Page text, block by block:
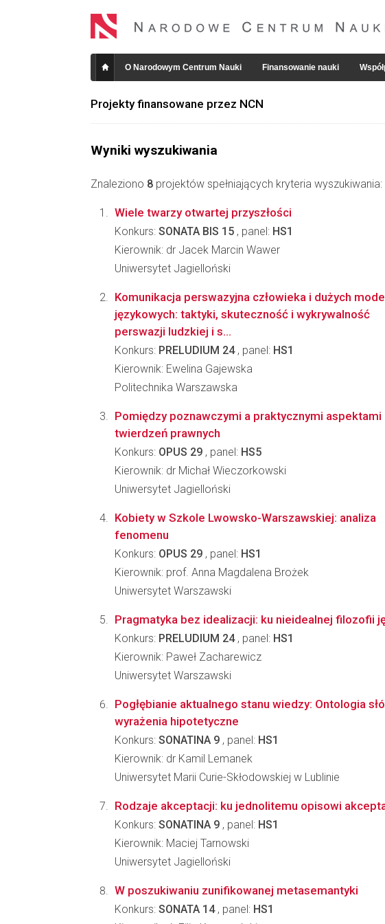
O Narodowym Centrum Nauki Finansowanie nauki
Projekty finansowane przez NCN
Wyniki wyszukiwania
Znaleziono 8 projektów spełniających kryteria wyszukiwania:
Wiele twarzy otwartej przyszłości
Konkurs: SONATA BIS 15 , panel: HS1
Kierownik: dr Jacek Marcin Wawer
Uniwersytet Jagielloński
Komunikacja perswazyjna człowieka i dużych
językowych: taktyki, skuteczność i wykrywalność
perswazji ludzkiej i s...
Konkurs: PRELUDIUM 24, panel: HS1
Kierownik: Ewelina Gajewska
Politechnika Warszawska
Pomiędzy poznawczymi a praktycznymi aspektami
twierdzeń prawnych
Konkurs: OPUS 29 , panel: HS5
Kierownik: dr Michał Wieczorkowski
Uniwersytet Jagielloński
Kobiety w Szkole Lwowsko-Warszawskiej: analiza
fenomenu
Konkurs: OPUS 29 , panel: HS1
Kierownik: prof. Anna Magdalena Brożek
Uniwersytet Warszawski
Pragmatyka bez idealizacji: ku nieidealnej filozofii
Konkurs: PRELUDIUM 24, panel: HS1
Kierownik: Paweł Zacharewicz
Uniwersytet Warszawski
Pogłębianie aktualnego stanu wiedzy: Ontologia
wyrażenia hipotetyczne
Konkurs: SONATINA 9 , panel: HS1
Kierownik: dr Kamil Lemanek
Uniwersytet Marii Curie-Skłodowskiej w Lublinie
Rodzaje akceptacji: ku jednolitemu opisowi
Konkurs: SONATINA 9 , panel: HS1
Kierownik: Maciej Tarnowski
Uniwersytet Jagielloński
W poszukiwaniu zunifikowanej metasemantyki
Konkurs: SONATA 14, panel: HS1